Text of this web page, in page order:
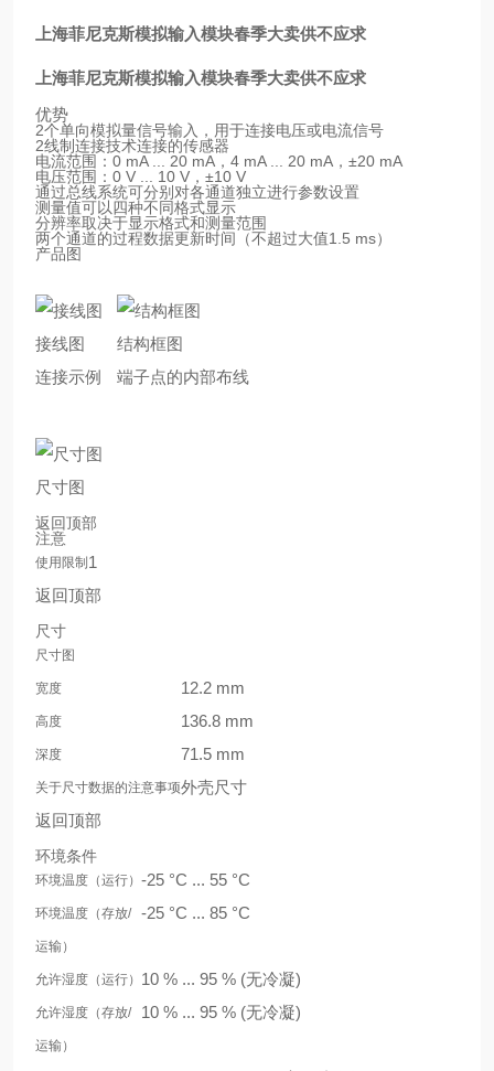
上海菲尼克斯模拟输入模块春季大卖供不应求
上海菲尼克斯模拟输入模块春季大卖供不应求
优势
2个单向模拟量信号输入，用于连接电压或电流信号
2线制连接技术连接的传感器
电流范围：0 mA ... 20 mA，4 mA ... 20 mA，±20 mA
电压范围：0 V ... 10 V，±10 V
通过总线系统可分别对各通道独立进行参数设置
测量值可以四种不同格式显示
分辨率取决于显示格式和测量范围
两个通道的过程数据更新时间（不超过大值1.5 ms）
产品图
接线图
连接示例
结构框图
端子点的内部布线
尺寸图
返回顶部
注意
使用限制 1
返回顶部
尺寸
尺寸图
宽度 12.2 mm
高度 136.8 mm
深度 71.5 mm
关于尺寸数据的注意事项外壳尺寸
返回顶部
环境条件
环境温度（运行） -25 °C ... 55 °C
环境温度（存放/
运输）
-25 °C ... 85 °C
允许湿度（运行） 10 % ... 95 % (无冷凝)
允许湿度（存放/
运输）
10 % ... 95 % (无冷凝)